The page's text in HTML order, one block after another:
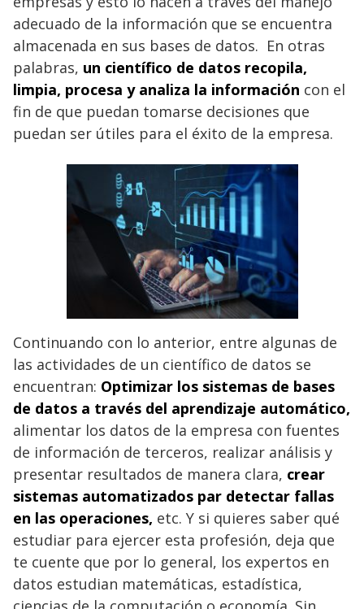
adecuado de la información que se encuentra
almacenada en sus bases de datos. En otras
palabras, un científico de datos recopila,
limpia, procesa y analiza la información con el
fin de que puedan tomarse decisiones que
puedan ser útiles para el éxito de la empresa.
Continuando con lo anterior, entre algunas de
las actividades de un científico de datos se
encuentran: Optimizar los sistemas de bases
de datos a través del aprendizaje automático,
alimentar los datos de la empresa con fuentes
de información de terceros, realizar análisis y
presentar resultados de manera clara, crear
sistemas automatizados par detectar fallas
en las operaciones, etc. Y si quieres saber qué
estudiar para ejercer esta profesión, deja que
te cuente que por lo general, los expertos en
datos estudian matemáticas, estadística,